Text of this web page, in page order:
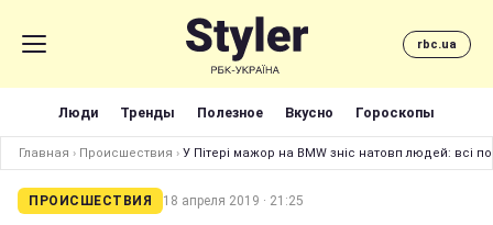
rbc.ua
Люди Тренды Полезное Вкусно Гороскопы
Главная › Происшествия › У Пітері мажор на BMW зніс натовп людей: всі
ПРОИСШЕСТВИЯ 18 апреля 2019 · 21:25